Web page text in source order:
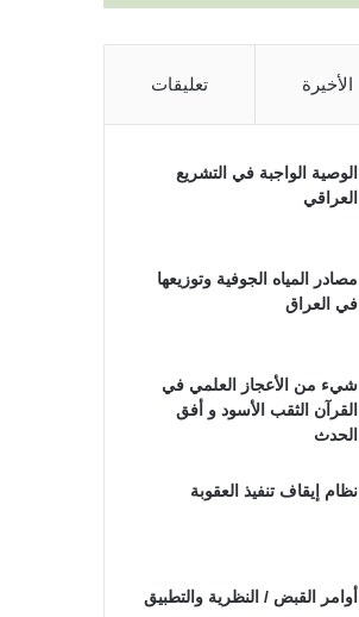
الأخيرة تعليقات
الوصية الواجبة في التشريع
العراقي
مصادر المياه الجوفية وتوزيعها
في العراق
شيء من الأعجاز العلمي في
القرآن الثقب الأسود و أفق
الحدث
نظام إيقاف تنفيذ العقوبة
أوامر القبض / النظرية والتطبيق